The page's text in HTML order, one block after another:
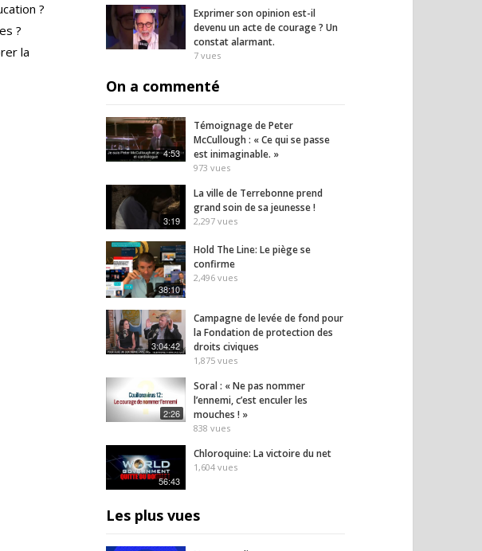
?
?
la
Exprimer son opinion est-il
devenu un acte de courage ? Un
constat alarmant.
7 vues
On a commenté
4:53
Témoignage de Peter
McCullough : « Ce qui se passe
est inimaginable. »
973 vues
3:19
La ville de Terrebonne prend
grand soin de sa jeunesse !
2,297 vues
38:10
Hold The Line: Le piège se
confirme
2,496 vues
3:04:42
Campagne de levée de fond pour
la Fondation de protection des
droits civiques
1,875 vues
2:26
Soral : « Ne pas nommer
l’ennemi, c’est enculer les
mouches ! »
838 vues
56:43
Chloroquine: La victoire du net
1,604 vues
Les plus vues